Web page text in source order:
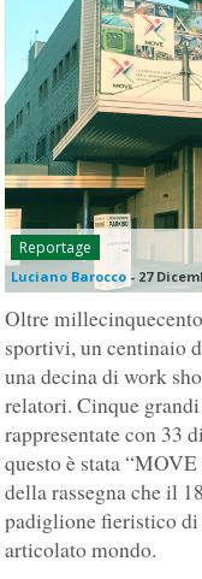
Reportage
Luciano Barocco - 27
Oltre
sportivi, un centinaio
una decina di work
relatori. Cinque
rappresentate con 33
questo è stata
della rassegna che il
padiglione fieristico
articolato mondo.